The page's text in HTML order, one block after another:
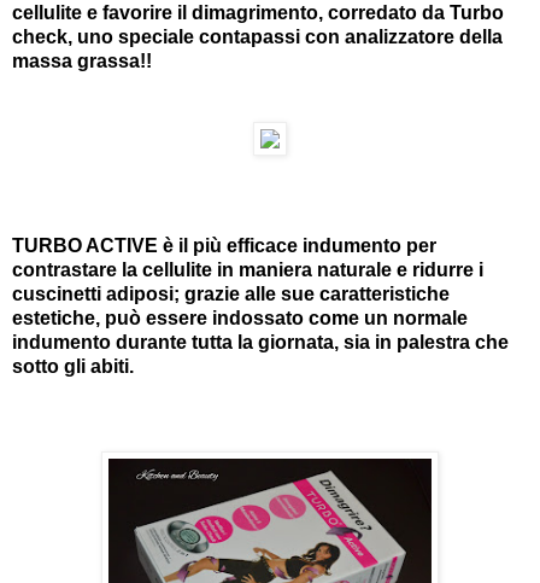
cellulite e favorire il dimagrimento, corredato da Turbo
check, uno speciale contapassi con analizzatore della
massa grassa!!
TURBO ACTIVE è il più efficace indumento per
contrastare la cellulite in maniera naturale e ridurre i
cuscinetti adiposi; grazie alle sue caratteristiche
estetiche, può essere indossato come un normale
indumento durante tutta la giornata, sia in palestra che
sotto gli abiti.